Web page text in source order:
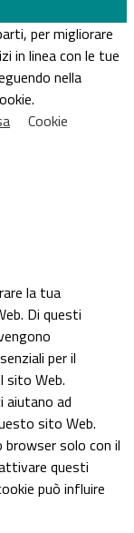
per migliorare
in linea con le tue
nella
Cookie
la tua
Di questi
per il
sito Web.
aiutano ad
sito Web.
solo con il
questi
può influire